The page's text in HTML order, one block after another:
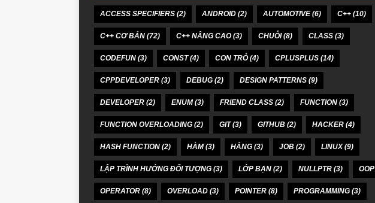
ACCESS SPECIFIERS (2) ANDROID (2) AUTOMOTIVE(6) C++ (10)
C++ CƠ BẢN (72) C++ NÂNG CAO(3) CHUỖI(8) CLASS (3)
CODEFUN (3) CONST(4) CON TRỎ(4) CPLUSPLUS (14)
CPPDEVELOPER (3) DEBUG (2) DESIGN PATTERNS (9)
DEVELOPER (2) ENUM(3) FRIEND CLASS (2) FUNCTION (3)
FUNCTION OVERLOADING (2) GIT(3) GITHUB (2) HACKER (4)
HASH FUNCTION (2) HÀM(3) HẰNG (3) JOB (2) LINUX(9)
LẬP TRÌNH HƯỚNG ĐỐI TƯỢNG (3) LỚP BẠN (2) NULLPTR (3) OOP
OPERATOR (8) OVERLOAD (3) POINTER (8) PROGRAMMING (3)